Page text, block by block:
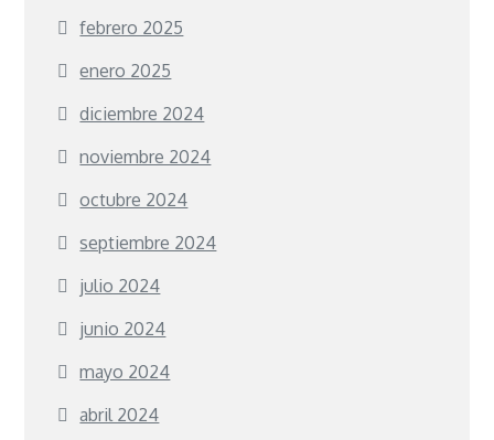
febrero 2025
enero 2025
diciembre 2024
noviembre 2024
octubre 2024
septiembre 2024
julio 2024
junio 2024
mayo 2024
abril 2024